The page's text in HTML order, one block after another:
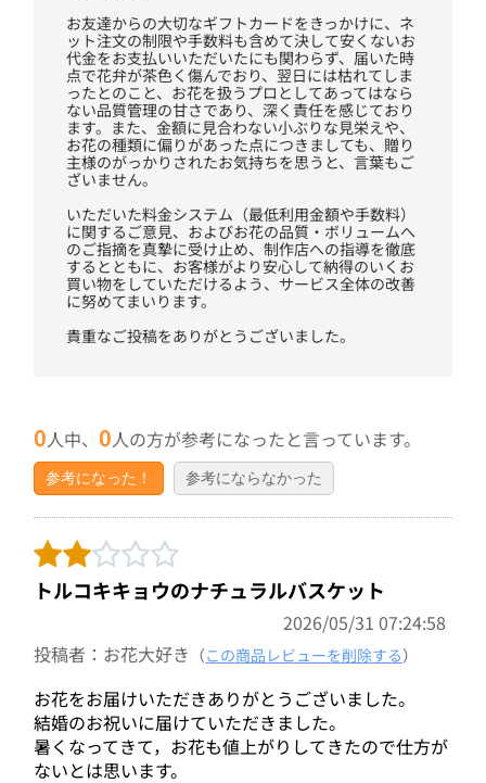
お友達からの大切なギフトカードをきっかけに、ネ
ット注文の制限や手数料も含めて決して安くないお
代金をお支払いいただいたにも関わらず、届いた時
点で花弁が茶色く傷んでおり、翌日には枯れてしま
ったとのこと、お花を扱うプロとしてあってはなら
ない品質管理の甘さであり、深く責任を感じており
ます。また、金額に見合わない小ぶりな見栄えや、
お花の種類に偏りがあった点につきましても、贈り
主様のがっかりされたお気持ちを思うと、言葉もご
ざいません。
いただいた料金システム（最低利用金額や手数料）
に関するご意見、およびお花の品質・ボリュームへ
のご指摘を真摯に受け止め、制作店への指導を徹底
するとともに、お客様がより安心して納得のいくお
買い物をしていただけるよう、サービス全体の改善
に努めてまいります。
貴重なご投稿をありがとうございました。
0人中、0人の方が参考になったと言っています。
参考になった！ 参考にならなかった
トルコキキョウのナチュラルバスケット
2026/05/31 07:24:58
投稿者：お花大好き （この商品レビューを削除する）
お花をお届けいただきありがとうございました。
結婚のお祝いに届けていただきました。
暑くなってきて，お花も値上がりしてきたので仕方が
ないとは思います。